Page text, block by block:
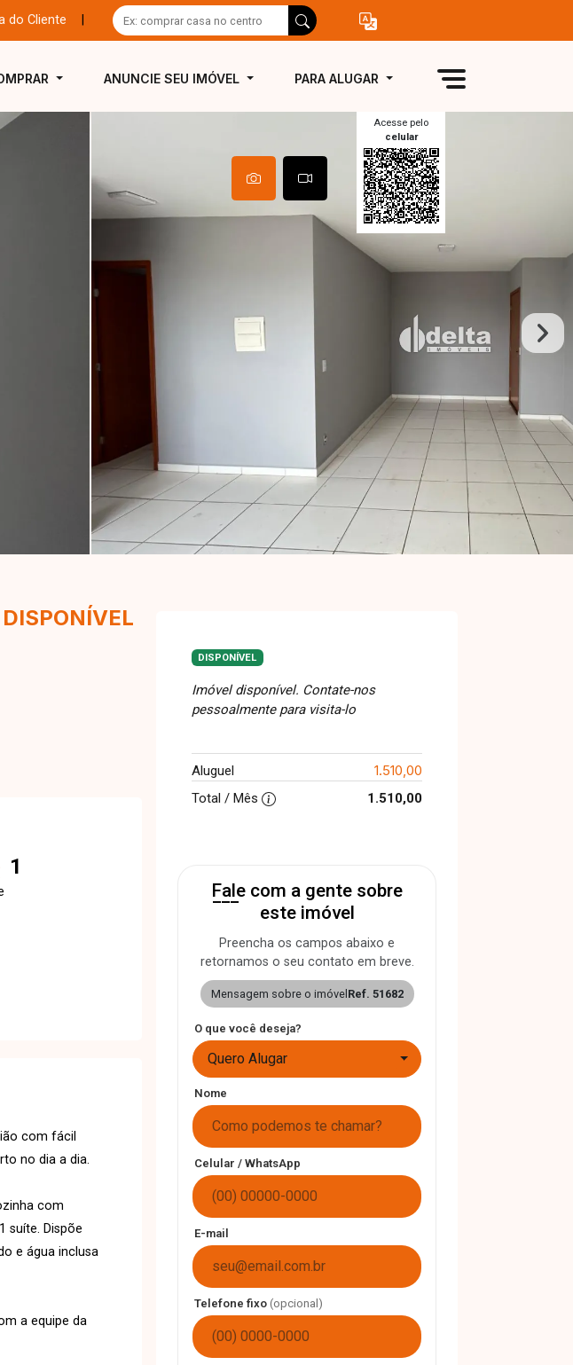
do Cliente
ANUNCIE SEU IMÓVEL PARA ALUGAR
Acesse pelo
celular
1
com fácil
no dia a dia.
com
suíte. Dispõe
e água inclusa
a equipe da
DISPONÍVEL
Imóvel disponível. Contate-nos
pessoalmente para visita-lo
Aluguel 1.510,00
Total / Mês 1.510,00
Fale com a gente sobre
este imóvel
Preencha os campos abaixo e
retornamos o seu contato em breve.
Mensagem sobre o imóvel Ref. 51682
O que você deseja?
Quero Alugar
Nome
Celular / WhatsApp
E-mail
Telefone fixo (opcional)